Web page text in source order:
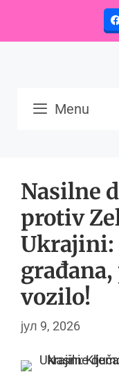
content
Menu
Nasilne
protiv
Ukrajini:
vozilo!
јул 9, 2026